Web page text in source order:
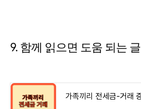
9. 함께 읽으면 도움 되는 글